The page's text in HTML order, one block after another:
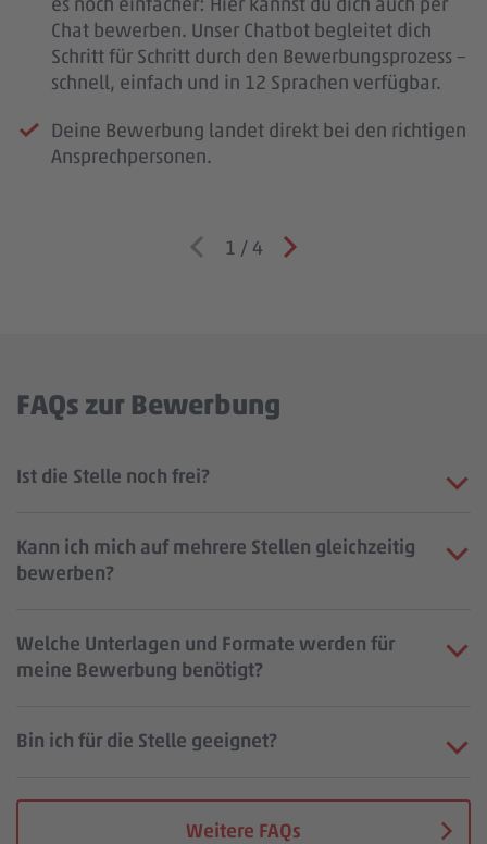
Chat bewerben. Unser Chatbot begleitet dich
Schritt für Schritt durch den Bewerbungsprozess –
schnell, einfach und in 12 Sprachen verfügbar.
Deine Bewerbung landet direkt bei den richtigen
Ansprechpersonen.
1 / 4
FAQs zur Bewerbung
Ist die Stelle noch frei?
Kann ich mich auf mehrere Stellen gleichzeitig
bewerben?
Welche Unterlagen und Formate werden für
meine Bewerbung benötigt?
Bin ich für die Stelle geeignet?
Weitere FAQs